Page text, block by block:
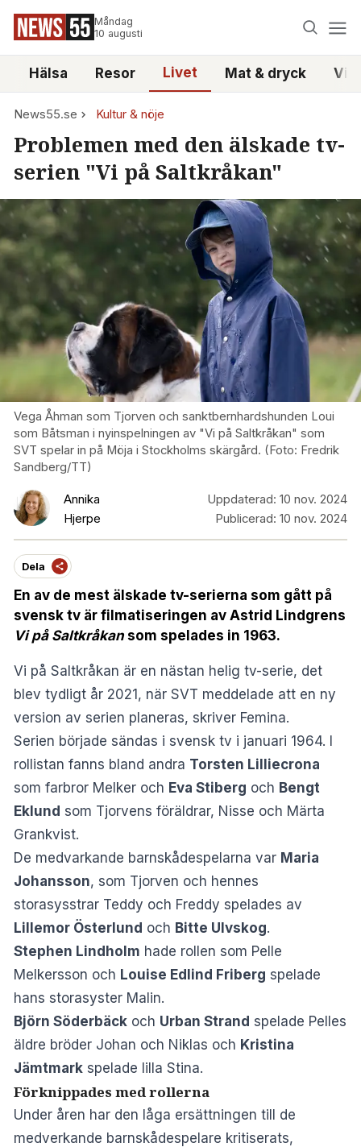
Måndag
10 augusti
Hälsa Resor Livet Mat & dryck
News55.se Kultur & nöje
Problemen med den älskade tv-
serien "Vi på Saltkråkan"
Vega Åhman som Tjorven och sanktbernhardshunden Loui
som Båtsman i nyinspelningen av "Vi på Saltkråkan" som
SVT spelar in på Möja i Stockholms skärgård. (Foto: Fredrik
Sandberg/TT)
Annika
Hjerpe
Uppdaterad: 10 nov. 2024
Publicerad: 10 nov. 2024
Dela
En av de mest älskade tv-serierna som gått på
svensk tv är filmatiseringen av Astrid Lindgrens
Vi på Saltkråkan som spelades in 1963.
Vi på Saltkråkan är en nästan helig tv-serie, det
blev tydligt år 2021, när SVT meddelade att en ny
version av serien planeras, skriver Femina.
Serien började sändas i svensk tv i januari 1964. I
rollistan fanns bland andra Torsten Lilliecrona
som farbror Melker och Eva Stiberg och Bengt
Eklund som Tjorvens föräldrar, Nisse och Märta
Grankvist.
De medvarkande barnskådespelarna var Maria
Johansson, som Tjorven och hennes
storasysstrar Teddy och Freddy spelades av
Lillemor Österlund och Bitte Ulvskog.
Stephen Lindholm hade rollen som Pelle
Melkersson och Louise Edlind Friberg spelade
hans storasyster Malin.
Björn Söderbäck och Urban Strand spelade Pelles
äldre bröder Johan och Niklas och Kristina
Jämtmark spelade lilla Stina.
Förknippades med rollerna
Under åren har den låga ersättningen till de
medverkande barnskådespelare kritiserats,